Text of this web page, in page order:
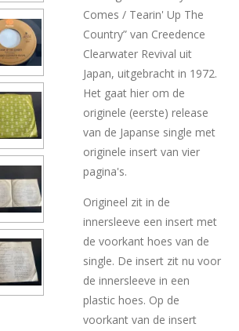
Comes / Tearin' Up The
Country” van Creedence
Clearwater Revival uit
Japan, uitgebracht in 1972.
Het gaat hier om de
originele (eerste) release
van de Japanse single met
originele insert van vier
pagina's.
Origineel zit in de
innersleeve een insert met
de voorkant hoes van de
single. De insert zit nu voor
de innersleeve in een
plastic hoes. Op de
voorkant van de insert